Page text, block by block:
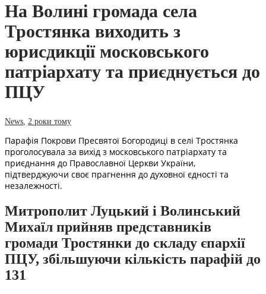
На Волині громада села
Тростянка виходить з
юрисдикції московського
патріархату та приєднується до
ПЦУ
News 2 роки тому
Парафія Покрови Пресвятої Богородиці в селі Тростянка
проголосувала за вихід з московського патріархату та
приєднання до Православної Церкви України,
підтверджуючи своє прагнення до духовної єдності та
незалежності.
Митрополит Луцький і Волинський
Михаїл прийняв представників
громади Тростянки до складу єпархії
ПЦУ, збільшуючи кількість парафій до
131